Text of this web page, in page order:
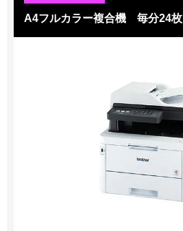
A4フルカラー複合機 毎分24枚